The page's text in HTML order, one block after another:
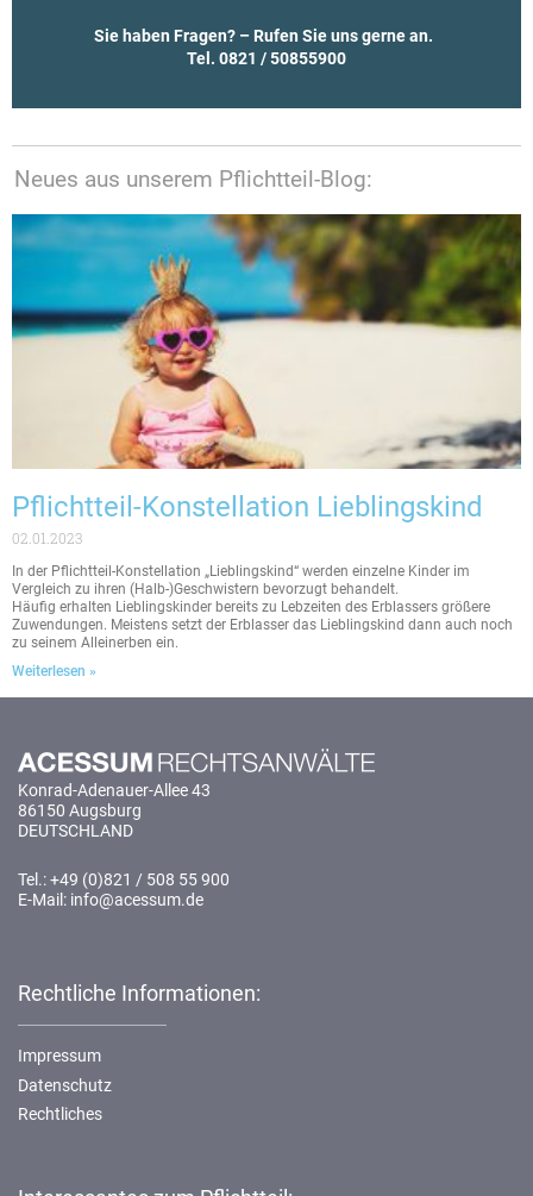
Sie haben Fragen? – Rufen Sie uns gerne an.
Tel. 0821 / 50855900
Neues aus unserem Pflichtteil-Blog:
Pflichtteil-Konstellation Lieblingskind
02.01.2023
In der Pflichtteil-Konstellation „Lieblingskind“ werden einzelne Kinder im
Vergleich zu ihren (Halb-)Geschwistern bevorzugt behandelt.
Häufig erhalten Lieblingskinder bereits zu Lebzeiten des Erblassers größere
Zuwendungen. Meistens setzt der Erblasser das Lieblingskind dann auch noch
zu seinem Alleinerben ein.
Weiterlesen »
Konrad-Adenauer-Allee 43
86150 Augsburg
DEUTSCHLAND
Tel.: +49 (0)821 / 508 55 900
E-Mail: info@acessum.de
Rechtliche Informationen:
Impressum
Datenschutz
Rechtliches